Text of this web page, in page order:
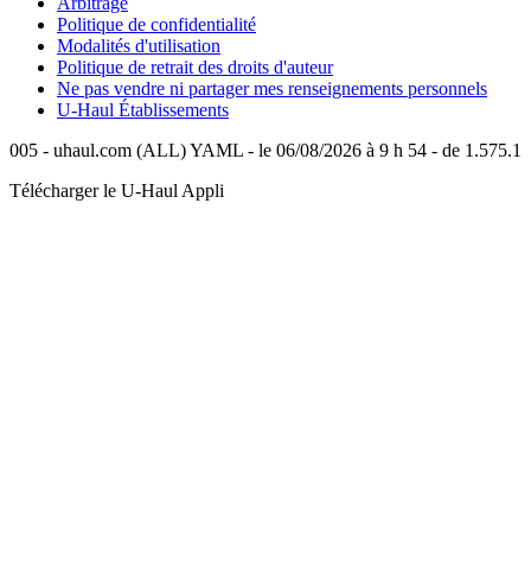
Politique de confidentialité
Modalités d'utilisation
Politique de retrait des droits d'auteur
Ne pas vendre ni partager mes renseignements personnels
U-Haul Établissements
005 - uhaul.com (ALL) YAML - le 06/08/2026 à 9 h 54 - de 1.575.1
Télécharger le U-Haul Appli